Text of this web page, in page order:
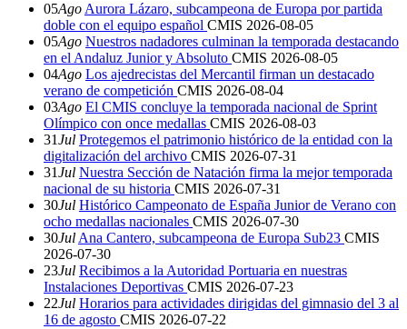
05Ago Aurora Lázaro, subcampeona de Europa por partida
doble con el equipo español CMIS 2026-08-05
05Ago Nuestros nadadores culminan la temporada destacando
en el Andaluz Junior y Absoluto CMIS 2026-08-05
04Ago Los ajedrecistas del Mercantil firman un destacado
verano de competición CMIS 2026-08-04
03Ago El CMIS concluye la temporada nacional de Sprint
Olímpico con once medallas CMIS 2026-08-03
31Jul Protegemos el patrimonio histórico de la entidad con la
digitalización del archivo CMIS 2026-07-31
31Jul Nuestra Sección de Natación firma la mejor temporada
nacional de su historia CMIS 2026-07-31
30Jul Histórico Campeonato de España Junior de Verano con
ocho medallas nacionales CMIS 2026-07-30
30Jul Ana Cantero, subcampeona de Europa Sub23 CMIS
2026-07-30
23Jul Recibimos a la Autoridad Portuaria en nuestras
Instalaciones Deportivas CMIS 2026-07-23
22Jul Horarios para actividades dirigidas del gimnasio del 3 al
16 de agosto CMIS 2026-07-22